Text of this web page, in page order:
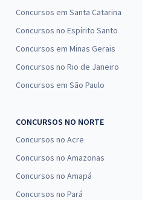
Concursos em Santa Catarina
Concursos no Espírito Santo
Concursos em Minas Gerais
Concursos no Rio de Janeiro
Concursos em São Paulo
CONCURSOS NO NORTE
Concursos no Acre
Concursos no Amazonas
Concursos no Amapá
Concursos no Pará